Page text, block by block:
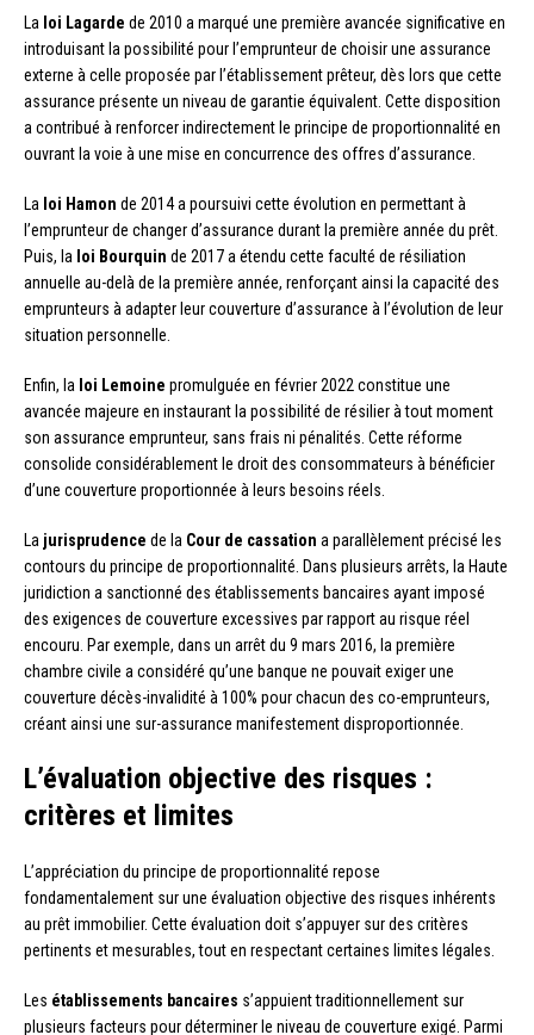
La loi Lagarde de 2010 a marqué une première avancée significative en
introduisant la possibilité pour l’emprunteur de choisir une assurance
externe à celle proposée par l’établissement prêteur, dès lors que cette
assurance présente un niveau de garantie équivalent. Cette disposition
a contribué à renforcer indirectement le principe de proportionnalité en
ouvrant la voie à une mise en concurrence des offres d’assurance.
La loi Hamon de 2014 a poursuivi cette évolution en permettant à
l’emprunteur de changer d’assurance durant la première année du prêt.
Puis, la loi Bourquin de 2017 a étendu cette faculté de résiliation
annuelle au-delà de la première année, renforçant ainsi la capacité des
emprunteurs à adapter leur couverture d’assurance à l’évolution de leur
situation personnelle.
Enfin, la loi Lemoine promulguée en février 2022 constitue une
avancée majeure en instaurant la possibilité de résilier à tout moment
son assurance emprunteur, sans frais ni pénalités. Cette réforme
consolide considérablement le droit des consommateurs à bénéficier
d’une couverture proportionnée à leurs besoins réels.
La jurisprudence de la Cour de cassation a parallèlement précisé les
contours du principe de proportionnalité. Dans plusieurs arrêts, la Haute
juridiction a sanctionné des établissements bancaires ayant imposé
des exigences de couverture excessives par rapport au risque réel
encouru. Par exemple, dans un arrêt du 9 mars 2016, la première
chambre civile a considéré qu’une banque ne pouvait exiger une
couverture décès-invalidité à 100% pour chacun des co-emprunteurs,
créant ainsi une sur-assurance manifestement disproportionnée.
L’évaluation objective des risques :
critères et limites
L’appréciation du principe de proportionnalité repose
fondamentalement sur une évaluation objective des risques inhérents
au prêt immobilier. Cette évaluation doit s’appuyer sur des critères
pertinents et mesurables, tout en respectant certaines limites légales.
Les établissements bancaires s’appuient traditionnellement sur
plusieurs facteurs pour déterminer le niveau de couverture exigé. Parmi